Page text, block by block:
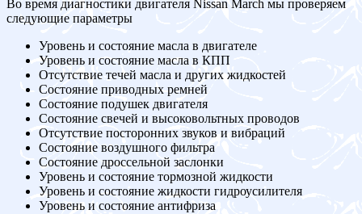
Во время диагностики двигателя Nissan March мы проверяем
следующие параметры
Уровень и состояние масла в двигателе
Уровень и состояние масла в КПП
Отсутствие течей масла и других жидкостей
Состояние приводных ремней
Состояние подушек двигателя
Состояние свечей и высоковольтных проводов
Отсутствие посторонних звуков и вибраций
Состояние воздушного фильтра
Состояние дроссельной заслонки
Уровень и состояние тормозной жидкости
Уровень и состояние жидкости гидроусилителя
Уровень и состояние антифриза